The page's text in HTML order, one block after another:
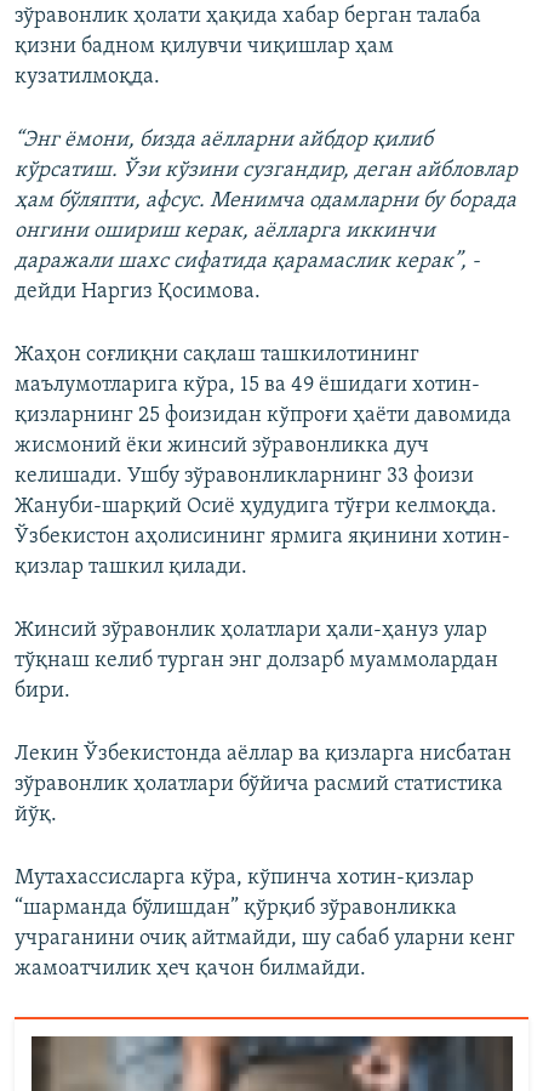
зўравонлик ҳолати ҳақида хабар берган талаба
қизни бадном қилувчи чиқишлар ҳам
кузатилмоқда.
“Энг ёмони, бизда аёлларни айбдор қилиб
кўрсатиш. Ўзи кўзини сузгандир, деган айбловлар
ҳам бўляпти, афсус. Менимча одамларни бу борада
онгини ошириш керак, аёлларга иккинчи
даражали шахс сифатида қарамаслик керак”, -
дейди Наргиз Қосимова.
Жаҳон соғлиқни сақлаш ташкилотининг
маълумотларига кўра, 15 ва 49 ёшидаги хотин-
қизларнинг 25 фоизидан кўпроғи ҳаёти давомида
жисмоний ёки жинсий зўравонликка дуч
келишади. Ушбу зўравонликларнинг 33 фоизи
Жануби-шарқий Осиё ҳудудига тўғри келмоқда.
Ўзбекистон аҳолисининг ярмига яқинини хотин-
қизлар ташкил қилади.
Жинсий зўравонлик ҳолатлари ҳали-ҳануз улар
тўқнаш келиб турган энг долзарб муаммолардан
бири.
Лекин Ўзбекистонда аёллар ва қизларга нисбатан
зўравонлик ҳолатлари бўйича расмий статистика
йўқ.
Мутахассисларга кўра, кўпинча хотин-қизлар
“шарманда бўлишдан” қўрқиб зўравонликка
учраганини очиқ айтмайди, шу сабаб уларни кенг
жамоатчилик ҳеч қачон билмайди.